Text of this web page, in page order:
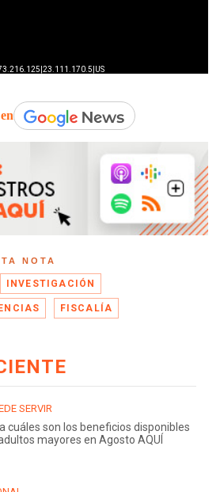
NOTA
INVESTIGACIÓN
FISCALÍA
SERVIR
cuáles son los beneficios disponibles
mayores en Agosto AQUÍ